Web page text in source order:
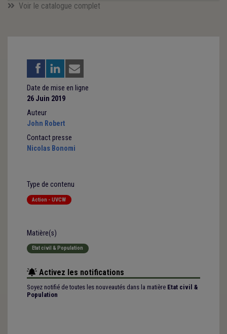
Voir le catalogue complet
Date de mise en ligne
26 Juin 2019
Auteur
John Robert
Contact presse
Nicolas Bonomi
Type de contenu
Action - UVCW
Matière(s)
Etat civil & Population
Activez les notifications
Soyez notifié de toutes les nouveautés dans la matière Etat civil &
Population